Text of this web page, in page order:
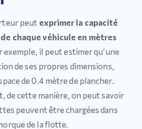
peut exprimer la capacité
chaque véhicule en mètres
exemple, il peut estimer qu’une
de ses propres dimensions,
de 0.4 mètre de plancher.
de cette manière, on peut savoir
peuvent être chargées dans
de la flotte.